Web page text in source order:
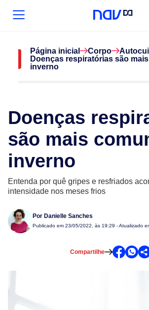
Página inicial Corpo
Doenças respiratórias são
inverno
Doenças
são mais
inverno
Entenda por quê gripes e resfriados
intensidade nos meses frios
Por Danielle Sanches
Publicado em 23/05/2022, às 19:29 - Atualizado
Compartilhe